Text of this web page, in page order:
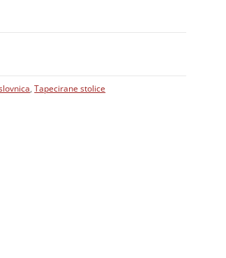
,Tapecirane stolice